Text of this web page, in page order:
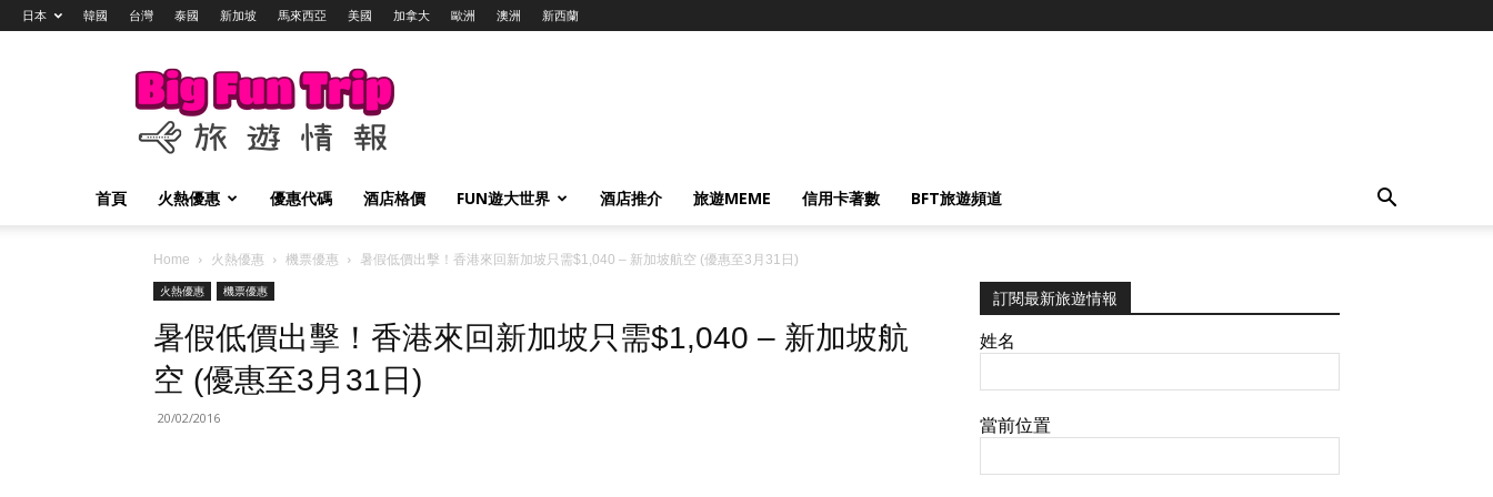
日本 韓國 台灣 泰國 新加坡 馬來西亞 美國 加拿大 歐洲 澳洲 新西蘭
Big
Trip
旅
情
報
首頁 火熱優惠 優惠代碼 酒店格價 FUN遊大世界 酒店推介 旅遊MEME 信用卡著數 BFT旅遊頻道
Home 火熱優惠 機票優惠
暑假低價出擊！香港來回新加坡只需$1,040 – 新加坡航空 (優惠至3月31日)
火熱優惠
機票優惠
暑假低價出擊！香港來回新加坡只需$1,040 – 新加坡航
空 (優惠至3月31日)
20/02/2016
訂閱最新旅遊情報
姓名
當前位置